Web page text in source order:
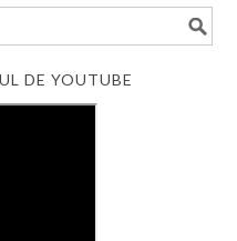
DE YOUTUBE